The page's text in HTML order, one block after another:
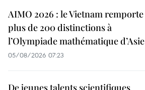
AIMO 2026 : le Vietnam remporte
plus de 200 distinctions à
l’Olympiade mathématique d’Asie
05/08/2026 07:23
De jeunes talents scientifiques